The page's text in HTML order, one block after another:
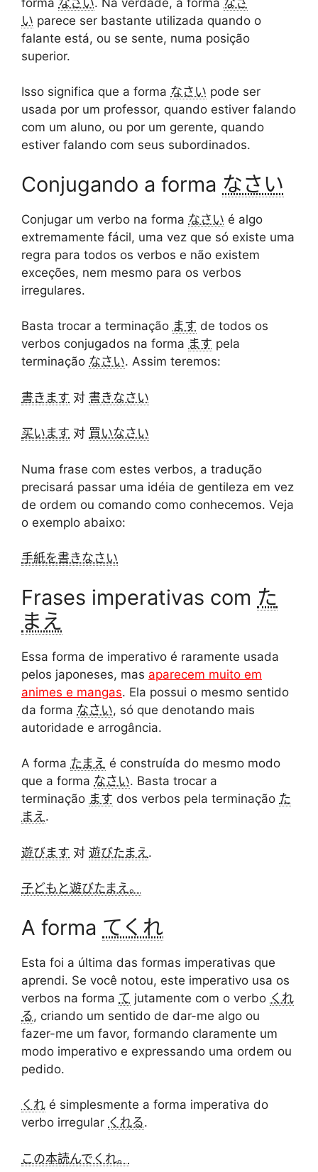
い parece ser bastante utilizada quando o
falante está, ou se sente, numa posição
superior.
Isso significa que a forma なさい pode ser
usada por um professor, quando estiver falando
com um aluno, ou por um gerente, quando
estiver falando com seus subordinados.
Conjugando a forma なさい
Conjugar um verbo na forma なさい é algo
extremamente fácil, uma vez que só existe uma
regra para todos os verbos e não existem
exceções, nem mesmo para os verbos
irregulares.
Basta trocar a terminação ます de todos os
verbos conjugados na forma ます pela
terminação なさい. Assim teremos:
書きます 对 書きなさい
买います 对 買いなさい
Numa frase com estes verbos, a tradução
precisará passar uma idéia de gentileza em vez
de ordem ou comando como conhecemos. Veja
o exemplo abaixo:
手紙を書きなさい
Frases imperativas com た
まえ
Essa forma de imperativo é raramente usada
pelos japoneses, mas aparecem muito em
animes e mangas. Ela possui o mesmo sentido
da forma なさい, só que denotando mais
autoridade e arrogância.
A forma たまえ é construída do mesmo modo
que a forma なさい. Basta trocar a
terminação ます dos verbos pela terminação た
まえ.
遊びます 对 遊びたまえ .
子どもと遊びたまえ。
A forma てくれ
Esta foi a última das formas imperativas que
aprendi. Se você notou, este imperativo usa os
verbos na forma て jutamente com o verbo くれ
る, criando um sentido de dar-me algo ou
fazer-me um favor, formando claramente um
modo imperativo e expressando uma ordem ou
pedido.
くれ é simplesmente a forma imperativa do
verbo irregular くれる.
この本読んでくれ。